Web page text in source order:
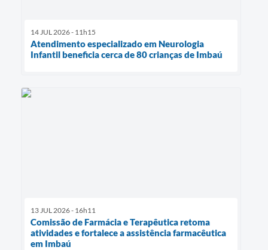
14 JUL 2026 - 11h15
Atendimento especializado em Neurologia
Infantil beneficia cerca de 80 crianças de Imbaú
13 JUL 2026 - 16h11
Comissão de Farmácia e Terapêutica retoma
atividades e fortalece a assistência farmacêutica
em Imbaú